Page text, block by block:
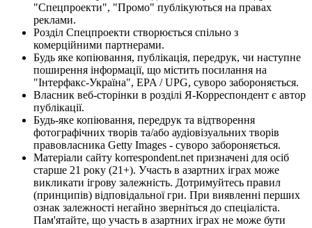
"Спецпроекти", "Промо" публікуються на правах
реклами.
Розділ Спецпроекти створюється спільно з
комерційними партнерами.
Будь яке копіювання, публікація, передрук, чи наступне
поширення інформації, що містить посилання на
"Інтерфакс-Україна", EPA / UPG, суворо забороняється.
Власник веб-сторінки в розділі Я-Корреспондент є автор
публікації.
Будь-яке копіювання, передрук та відтворення
фотографічних творів та/або аудіовізуальних творів
правовласника Getty Images - суворо забороняється.
Матеріали сайту korrespondent.net призначені для осіб
старше 21 року (21+). Участь в азартних іграх може
викликати ігрову залежність. Дотримуйтесь правил
(принципів) відповідальної гри. При виявленні перших
ознак залежності негайно зверніться до спеціаліста.
Пам'ятайте, що участь в азартних іграх не може бути